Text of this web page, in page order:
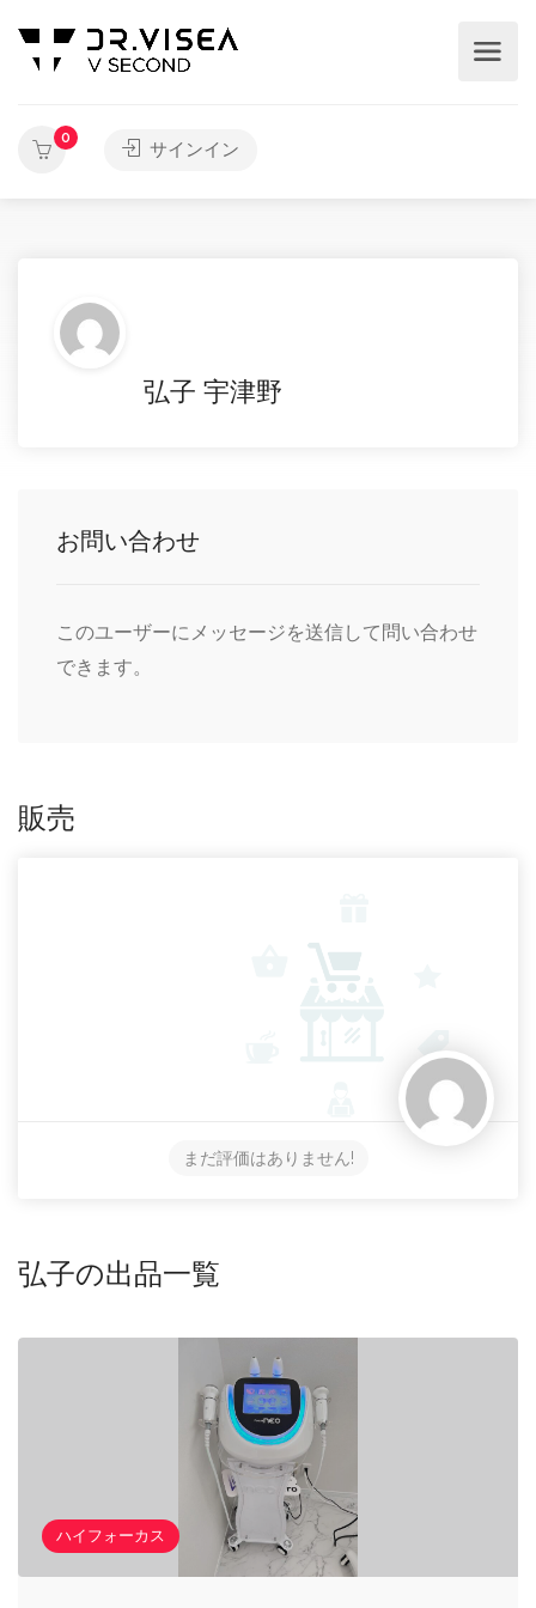
0
サインイン
弘子 宇津野
お問い合わせ
このユーザーにメッセージを送信して問い合わせ
できます。
販売
まだ評価はありません!
弘子の出品一覧
ハイフォーカス